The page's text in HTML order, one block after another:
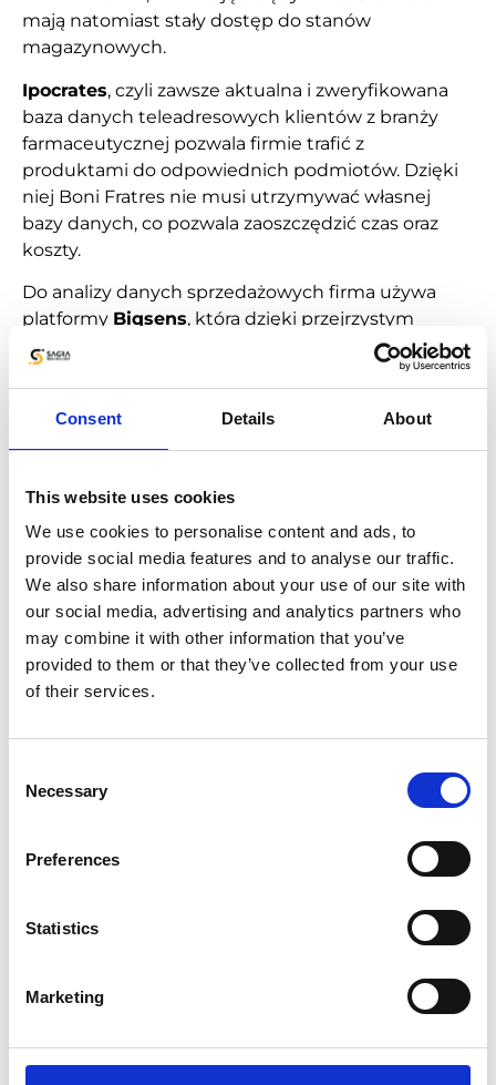
Consent Details About
This website uses cookies
We use cookies to personalise content and ads, to
provide social media features and to analyse our traffic.
We also share information about your use of our site with
our social media, advertising and analytics partners who
may combine it with other information that you’ve
provided to them or that they’ve collected from your use
of their services.
Selection
Necessary
Preferences
Statistics
Marketing
mają natomiast stały dostęp do stanów
magazynowych.
Ipocrates, czyli zawsze aktualna i zweryfikowana
baza danych teleadresowych klientów z branży
farmaceutycznej pozwala firmie trafić z
produktami do odpowiednich podmiotów. Dzięki
niej Boni Fratres nie musi utrzymywać własnej
bazy danych, co pozwala zaoszczędzić czas oraz
koszty.
Do analizy danych sprzedażowych firma używa
platformy Biqsens, która dzięki przejrzystym
raportom dostarcza wiedzy i pozwala podejmować
decyzje oparte na faktach.
Kategorie
Farmacja